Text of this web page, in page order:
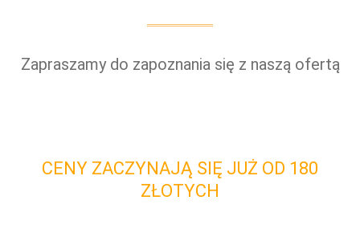
Zapraszamy do zapoznania się z naszą ofertą
CENY ZACZYNAJĄ SIĘ JUŻ OD 180
ZŁOTYCH